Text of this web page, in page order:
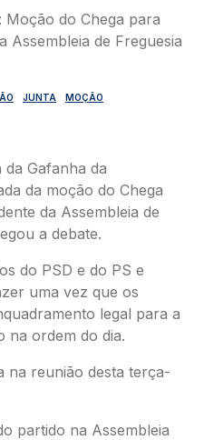
JUNTA
MOÇÃO
da Gafanha da
da moção do Chega
da Assembleia de
a debate.
do PSD e do PS e
uma vez que os
legal para a
na ordem do dia.
na reunião desta terça-
partido na Assembleia